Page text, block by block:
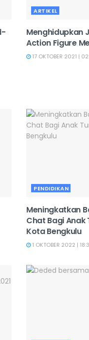
ARTIKEL
Menghidupkan
Action Figure
17 OKTOBER 2021 |
PENDIDIKAN
Meningkatkan
Chat Bagi Anak
Kota Bengkulu
1 OKTOBER 2022 |